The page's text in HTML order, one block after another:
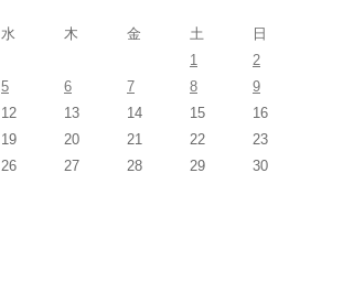
水 木 金 土
日
1
2
5 6 7 8
9
12 13 14 15
16
19 20 21 22
23
26 27 28 29
30